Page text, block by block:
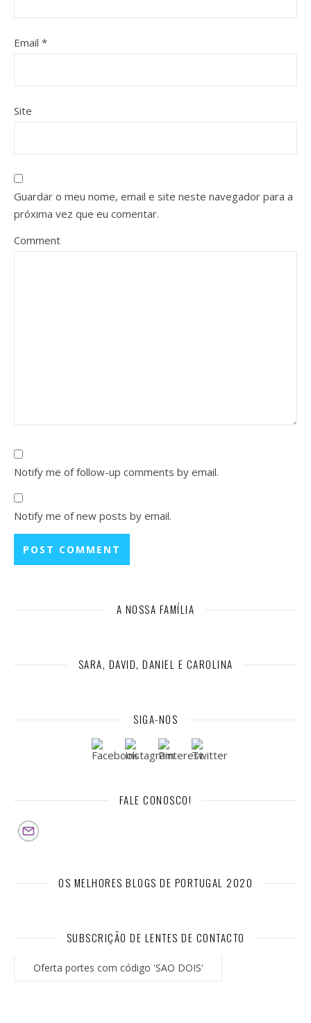
Email *
Site
Guardar o meu nome, email e site neste navegador para a
próxima vez que eu comentar.
Comment
Notify me of follow-up comments by email.
Notify me of new posts by email.
A NOSSA FAMÍLIA
SARA, DAVID, DANIEL E CAROLINA
SIGA-NOS
FALE CONOSCO!
OS MELHORES BLOGS DE PORTUGAL 2020
SUBSCRIÇÃO DE LENTES DE CONTACTO
Oferta portes com código 'SAO DOIS'